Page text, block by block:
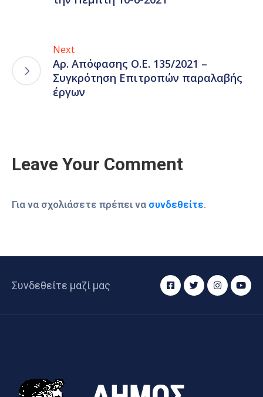
Next
Αρ. Απόφασης Ο.Ε. 135/2021 –
Συγκρότηση Επιτροπών παραλαβής
έργων
Leave Your Comment
Για να σχολιάσετε πρέπει να συνδεθείτε.
Συνδεθείτε μαζί μας